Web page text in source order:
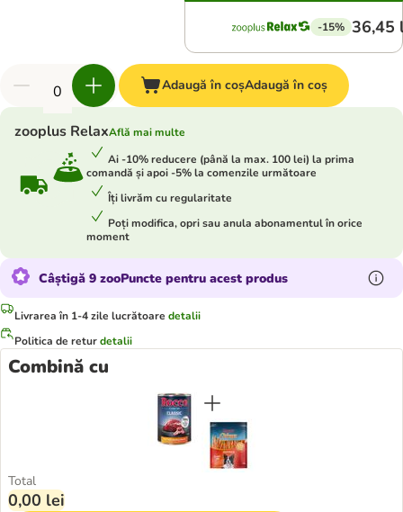
-15% 36,45
Adaugă în coșAdaugă în coș
zooplus RelaxAflă mai multe
Ai -10% reducere (până la max. 100 lei) la prima
comandă și apoi -5% la comenzile următoare
Îți livrăm cu regularitate
Poți modifica, opri sau anula abonamentul în orice
moment
Câștigă 9 zooPuncte pentru acest produs
Livrarea în 1-4 zile lucrătoare detalii
Politica de returdetalii
Combină cu
Total
0,00 lei